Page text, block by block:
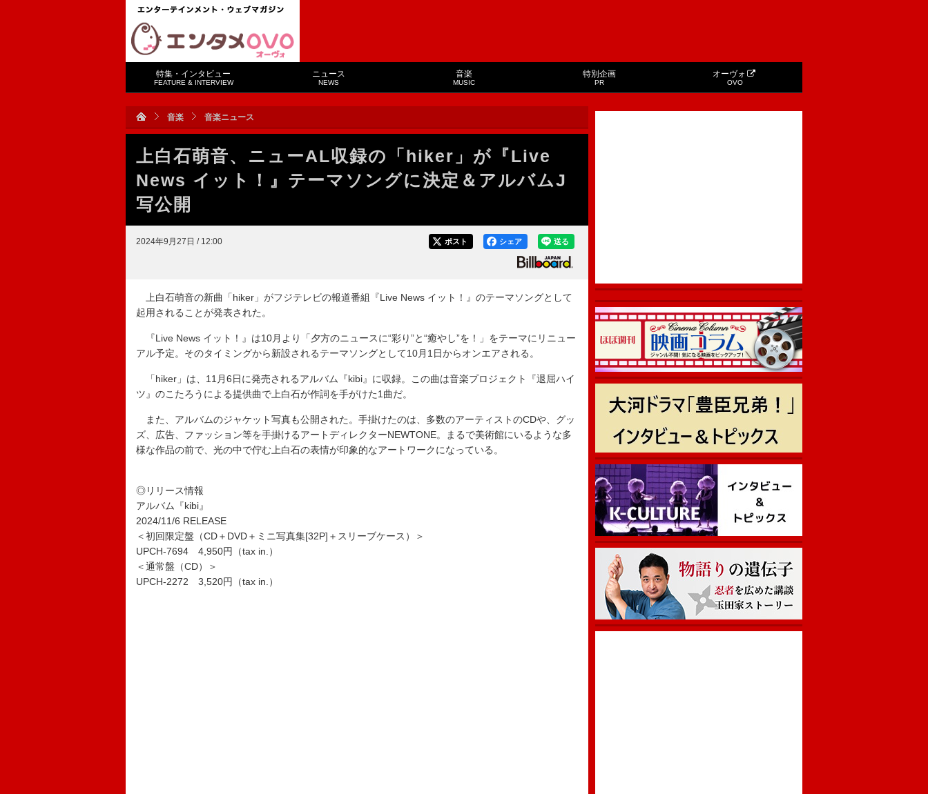
特集・インタビュー
FEATURE & INTERVIEW
ニュース
NEWS
音楽
MUSIC
特別企画
PR
オーヴォ
OVO
音楽 音楽ニュース
上白石萌音、ニューAL収録の「hiker」が『Live
News イット！』テーマソングに決定＆アルバムJ
写公開
2024年9月27日 / 12:00 送る
シェア
ポスト
上白石萌音の新曲「hiker」がフジテレビの報道番組『Live News イット！』のテーマソングとして
起用されることが発表された。
『Live News イット！』は10月より「夕方のニュースに“彩り”と“癒やし”を！」をテーマにリニュー
アル予定。そのタイミングから新設されるテーマソングとして10月1日からオンエアされる。
「hiker」は、11月6日に発売されるアルバム『kibi』に収録。この曲は音楽プロジェクト『退屈ハイ
ツ』のこたろうによる提供曲で上白石が作詞を手がけた1曲だ。
また、アルバムのジャケット写真も公開された。手掛けたのは、多数のアーティストのCDや、グッ
ズ、広告、ファッション等を手掛けるアートディレクターNEWTONE。まるで美術館にいるような多
様な作品の前で、光の中で佇む上白石の表情が印象的なアートワークになっている。
◎リリース情報
アルバム『kibi』
2024/11/6 RELEASE
＜初回限定盤（CD＋DVD＋ミニ写真集[32P]＋スリーブケース）＞
UPCH-7694 4,950円（tax in.）
＜通常盤（CD）＞
UPCH-2272 3,520円（tax in.）